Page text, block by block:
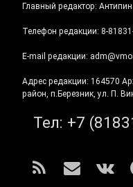
Главный редактор:
Телефон редакции: 8-
E-mail редакции:
Адрес редакции: 164570
район, п.Березник, ул. П.
Тел: +7
RSS E-mail